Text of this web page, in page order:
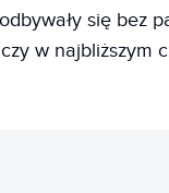
się bez
w najbliższym